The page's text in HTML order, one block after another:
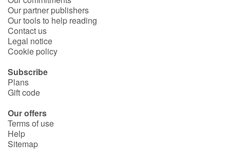
Our partner publishers
Our tools to help reading
Contact us
Legal notice
Cookie policy
Subscribe
Plans
Gift code
Our offers
Terms of use
Help
Sitemap